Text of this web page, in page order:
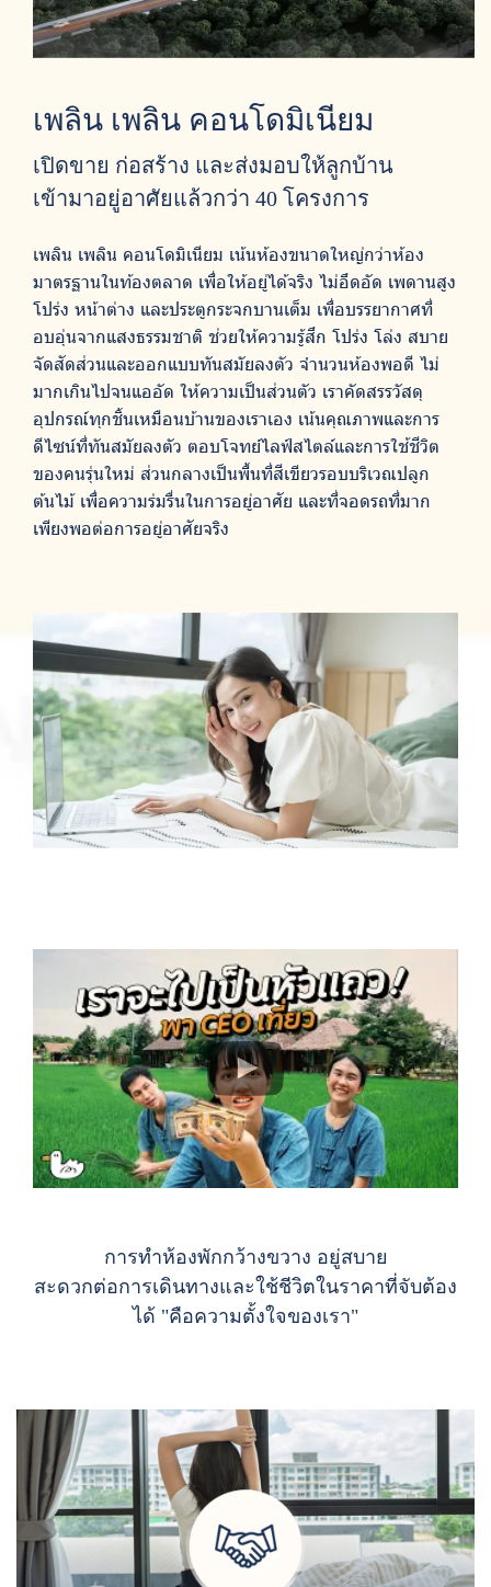
เพลิน เพลิน คอนโดมิเนียม
เปิดขาย ก่อสร้าง และส่งมอบให้ลูกบ้าน
เข้ามาอยู่อาศัยแล้วกว่า 40 โครงการ
เพลิน เพลิน คอนโดมิเนียม เน้นห้องขนาดใหญ่กว่าห้อง
มาตรฐานในท้องตลาด เพื่อให้อยู่ได้จริง ไม่อึดอัด เพดานสูง
โปร่ง หน้าต่าง และประตูกระจกบานเต็ม เพื่อบรรยากาศที่
อบอุ่นจากแสงธรรมชาติ ช่วยให้ความรู้สึก โปร่ง โล่ง สบาย
จัดสัดส่วนและออกแบบทันสมัยลงตัว จำนวนห้องพอดี ไม่
มากเกินไปจนแออัด ให้ความเป็นส่วนตัว เราคัดสรรวัสดุ
อุปกรณ์ทุกชิ้นเหมือนบ้านของเราเอง เน้นคุณภาพและการ
ดีไซน์ที่ทันสมัยลงตัว ตอบโจทย์ไลฟ์สไตล์และการใช้ชีวิต
ของคนรุ่นใหม่ ส่วนกลางเป็นพื้นที่สีเขียวรอบบริเวณปลูก
ต้นไม้ เพื่อความร่มรื่นในการอยู่อาศัย และที่จอดรถที่มาก
เพียงพอต่อการอยู่อาศัยจริง
การทำห้องพักกว้างขวาง อยู่สบาย
สะดวกต่อการเดินทางและใช้ชีวิตในราคาที่จับต้อง
ได้ "คือความตั้งใจของเรา"